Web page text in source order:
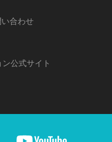
合わせ
公式サイト